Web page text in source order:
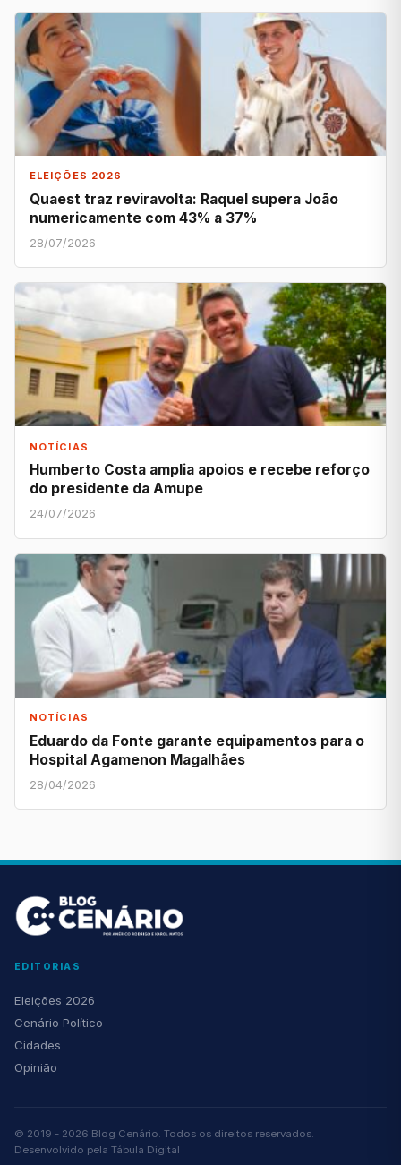
ELEIÇÕES 2026
Quaest traz reviravolta: Raquel supera João
numericamente com 43% a 37%
28/07/2026
NOTÍCIAS
Humberto Costa amplia apoios e recebe reforço
do presidente da Amupe
24/07/2026
NOTÍCIAS
Eduardo da Fonte garante equipamentos para o
Hospital Agamenon Magalhães
28/04/2026
EDITORIAS
Eleições 2026
Cenário Político
Cidades
Opinião
© 2019 - 2026 Blog Cenário. Todos os direitos reservados.
Desenvolvido pela Tábula Digital